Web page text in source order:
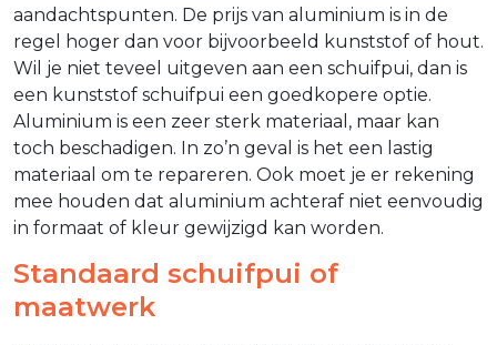
aandachtspunten. De prijs van aluminium is in de
regel hoger dan voor bijvoorbeeld kunststof of hout.
Wil je niet teveel uitgeven aan een schuifpui, dan is
een kunststof schuifpui een goedkopere optie.
Aluminium is een zeer sterk materiaal, maar kan
toch beschadigen. In zo’n geval is het een lastig
materiaal om te repareren. Ook moet je er rekening
mee houden dat aluminium achteraf niet eenvoudig
in formaat of kleur gewijzigd kan worden.
Standaard schuifpui of
maatwerk